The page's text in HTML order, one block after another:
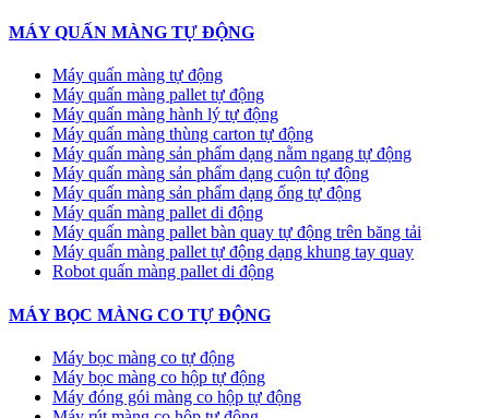
MÁY QUẤN MÀNG TỰ ĐỘNG
Máy quấn màng tự động
​Máy quấn màng pallet tự động
Máy quấn màng hành lý tự động
Máy quấn màng thùng carton tự động
Máy quấn màng sản phẩm dạng nằm ngang tự động
Máy quấn màng sản phẩm dạng cuộn tự động
Máy quấn màng sản phẩm dạng ống tự động
Máy quấn màng pallet di động
Máy quấn màng pallet bàn quay tự động trên băng tải
Máy quấn màng pallet tự động dạng khung tay quay
Robot quấn màng pallet di động
MÁY BỌC MÀNG CO TỰ ĐỘNG
Máy bọc màng co tự động
Máy bọc màng co hộp tự động
Máy đóng gói màng co hộp tự động